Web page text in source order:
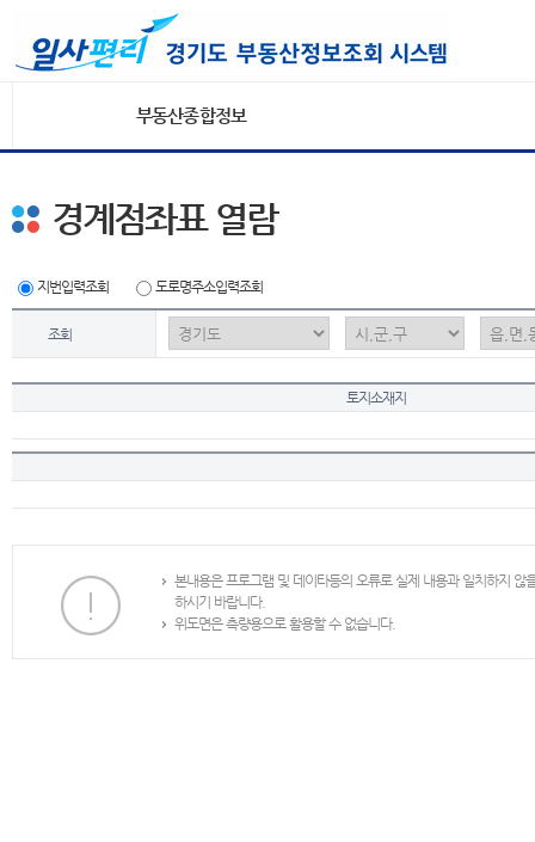
부동산종합정보
경계점좌표 열람
지번입력조회 도로명주소입력조회
조회
토지소재지
본내용은 프로그램 및 데이타등의 오류로 실제 내용과 일치하지
하시기 바랍니다.
위도면은 측량용으로 활용할 수 없습니다.